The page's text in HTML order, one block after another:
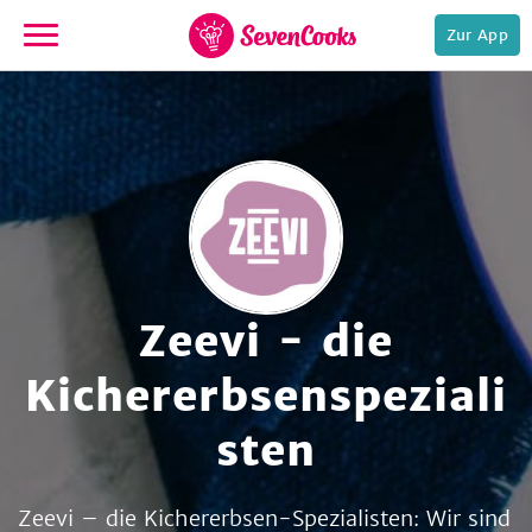
zur
Zur App
Zeevi - die
Kichererbsenspeziali
sten
Zeevi – die Kichererbsen-Spezialisten: Wir sind